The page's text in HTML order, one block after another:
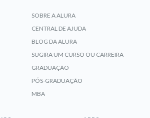
SOBRE A ALURA
CENTRAL DE AJUDA
BLOG DA ALURA
SUGIRA UM CURSO OU CARREIRA
GRADUAÇÃO
PÓS-GRADUAÇÃO
MBA